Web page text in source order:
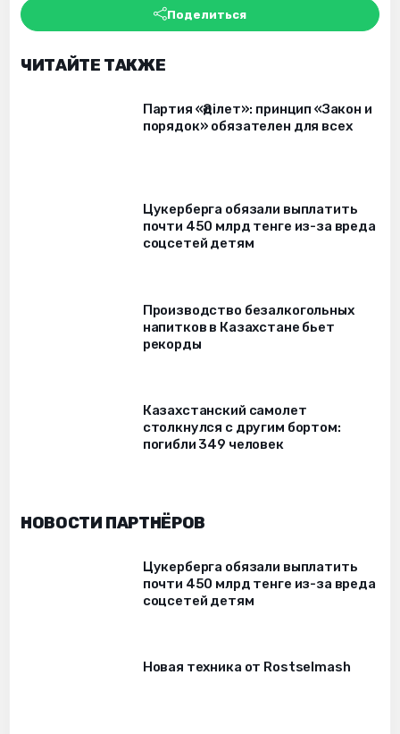
Поделиться
ЧИТАЙТЕ ТАКЖЕ
Партия «Әділет»: принцип «Закон и
порядок» обязателен для всех
Цукерберга обязали выплатить
почти 450 млрд тенге из-за вреда
соцсетей детям
Производство безалкогольных
напитков в Казахстане бьет
рекорды
Казахстанский самолет
столкнулся с другим бортом:
погибли 349 человек
НОВОСТИ ПАРТНЁРОВ
Цукерберга обязали выплатить
почти 450 млрд тенге из-за вреда
соцсетей детям
Новая техника от Rostselmash